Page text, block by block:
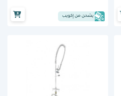
يشحن من إكويب